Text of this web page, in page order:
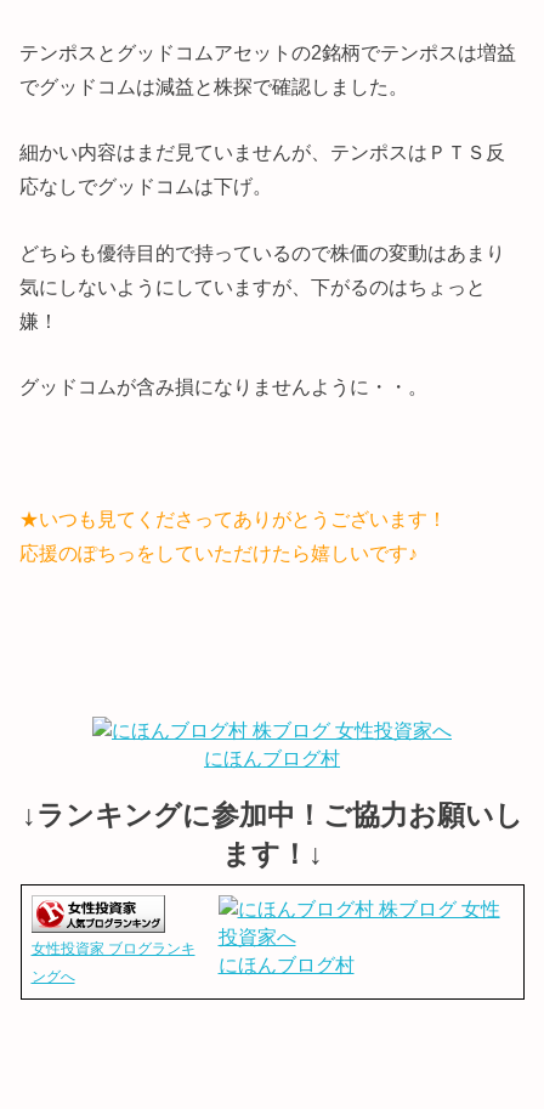
テンポスとグッドコムアセットの2銘柄でテンポスは増益
でグッドコムは減益と株探で確認しました。
細かい内容はまだ見ていませんが、テンポスはＰＴＳ反
応なしでグッドコムは下げ。
どちらも優待目的で持っているので株価の変動はあまり
気にしないようにしていますが、下がるのはちょっと
嫌！
グッドコムが含み損になりませんように・・。
★いつも見てくださってありがとうございます！
応援のぽちっをしていただけたら嬉しいです♪
にほんブログ村
↓ランキングに参加中！ご協力お願いし
ます！↓
女性投資家 ブログランキ
ングへ
にほんブログ村